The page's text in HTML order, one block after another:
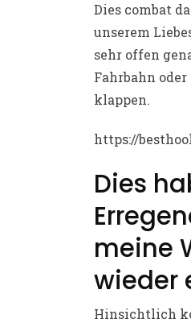
Dies combat
unserem
sehr offen
Fahrbahn
klappen.
https://
Dies
meine
wieder
Hinsichtlich